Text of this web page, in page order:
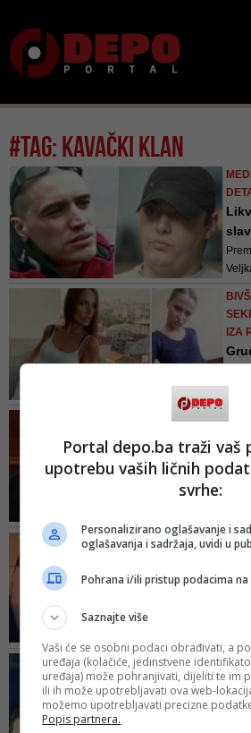
#tag: kavački klan
IZA
kojoj
ZA
Portal depo.ba traži vaš
upotrebu vaših ličnih
svrhe:
Personalizirano oglašavanje i
oglašavanja i sadržaja, uvidi u
Pohrana i/ili pristup podacima
Saznajte više
Vaši će se osobni podaci obrađivati, a
uređaja (kolačiće, jedinstvene
uređaja) može pohranjivati, dijeliti te im
ili ih može upotrebljavati ova web-
možemo upotrebljavati precizne
Popis partnera.